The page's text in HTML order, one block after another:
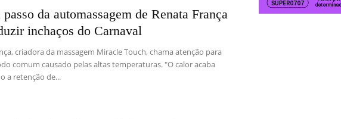
passo da automassagem de Renata França
inchaços do Carnaval
criadora da massagem Miracle Touch, chama atenção para
comum causado pelas altas temperaturas. "O calor acaba
a retenção de...